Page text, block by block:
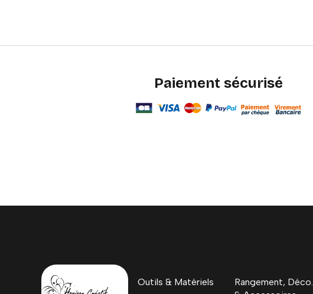
Paiement sécurisé
Outils & Matériels
Rangement, Déco.